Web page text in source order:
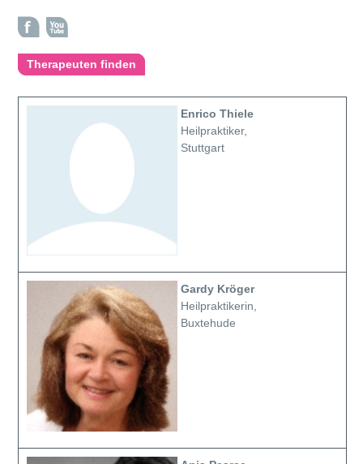
Therapeuten finden
Enrico Thiele
Heilpraktiker,
Stuttgart
Gardy Kröger
Heilpraktikerin,
Buxtehude